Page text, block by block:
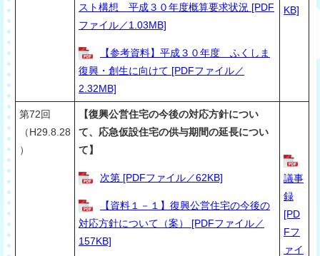
スト構想 平成３０年度概算要求状況 [PDF
ファイル／1.03MB]
【参考資料】平成３０年度 ふくしま
復興・創生に向けて [PDFファイル／
2.32MB]
KB]
第72回
（H29.8.28
）
【復興公営住宅の今後の対応方針につい
て、応急仮設住宅の供与期間の延長につい
て】
次第 [PDFファイル／62KB]
【資料１－１】復興公営住宅の今後の
対応方針について（案） [PDFファイル／
157KB]
議事
録
[PD
Fフ
ァイ